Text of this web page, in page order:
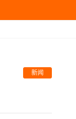
新闻